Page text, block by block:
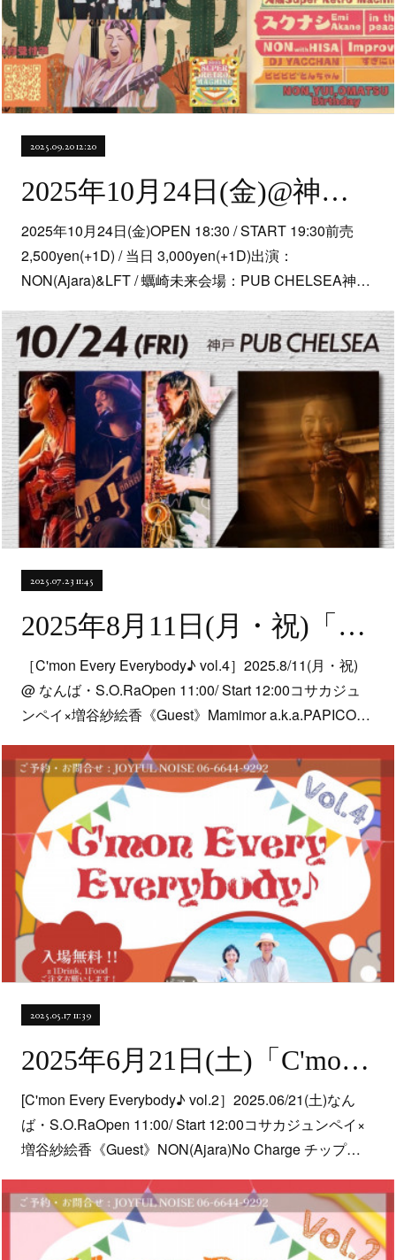
2025.09.20 12:20
2025年10月24日(金)@神戸・PUB CHELSEA
2025年10月24日(金)OPEN 18:30 / START 19:30前売
2,500yen(+1D) / 当日 3,000yen(+1D)出演：
NON(Ajara)&LFT / 蠣崎未来会場：PUB CHELSEA神…
2025.07.23 11:45
2025年8月11日(月・祝)「C'mon Every Everybody♪ Vol.4」@なんば・music bar S.O.Ra.
［C'mon Every Everybody♪ vol.4］2025.8/11(月・祝)
@ なんば・S.O.RaOpen 11:00/ Start 12:00コサカジュ
ンペイ×増谷紗絵香《Guest》Mamimor a.k.a.PAPICO…
2025.05.17 11:39
2025年6月21日(土)「C'mon Every Everybody♪ Vol.2」@なんば・music bar S.O.Ra.
[C'mon Every Everybody♪ vol.2］2025.06/21(土)なん
ば・S.O.RaOpen 11:00/ Start 12:00コサカジュンペイ×
増谷紗絵香《Guest》NON(Ajara)No Charge チップ…